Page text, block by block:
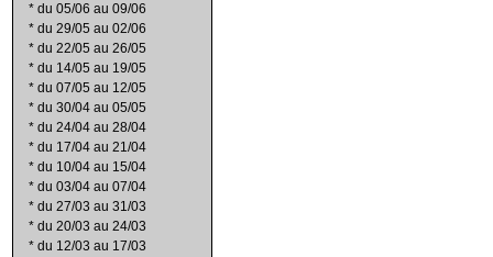
* du 05/06 au 09/06
* du 29/05 au 02/06
* du 22/05 au 26/05
* du 14/05 au 19/05
* du 07/05 au 12/05
* du 30/04 au 05/05
* du 24/04 au 28/04
* du 17/04 au 21/04
* du 10/04 au 15/04
* du 03/04 au 07/04
* du 27/03 au 31/03
* du 20/03 au 24/03
* du 12/03 au 17/03